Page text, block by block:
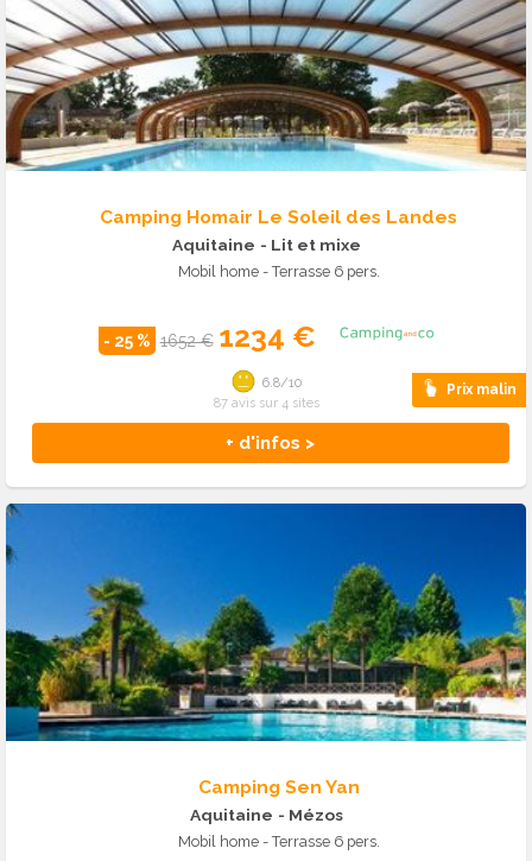
Camping Homair Le Soleil des Landes
Aquitaine - Lit et mixe
Mobil home - Terrasse 6 pers.
- 25 % 1652 € 1234 €
Prix malin
+ d'infos >
6.8/10
87 avis sur 4 sites
Camping Sen Yan
Aquitaine - Mézos
Mobil home - Terrasse 6 pers.